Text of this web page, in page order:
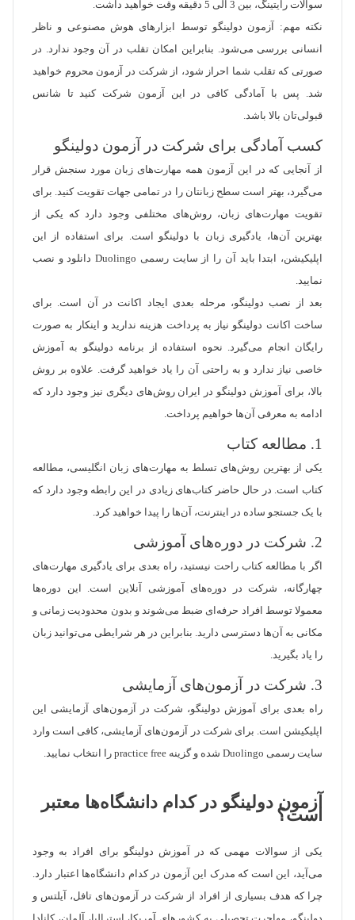
سوالات رایتینگ، بین 3 الی 5 دقیقه وقت خواهید داشت.
نکته مهم: آزمون دولینگو توسط ابزارهای هوش مصنوعی و ناظر
انسانی بررسی می‌شود. بنابراین امکان تقلب در آن وجود ندارد. در
صورتی که تقلب شما احراز شود، از شرکت در آزمون محروم خواهید
شد. پس با آمادگی کافی در این آزمون شرکت کنید تا شانس
قبولی‌تان بالا باشد.
کسب آمادگی برای شرکت در آزمون دولینگو
از آنجایی که در این آزمون همه مهارت‌های زبان مورد سنجش قرار
می‌گیرد، بهتر است سطح زبانتان را در تمامی جهات تقویت کنید. برای
تقویت مهارت‌های زبان، روش‌های مختلفی وجود دارد که یکی از
بهترین آن‌ها، یادگیری زبان با دولینگو است. برای استفاده از این
اپلیکیشن، ابتدا باید آن را از سایت رسمی Duolingo دانلود و نصب
نمایید.
بعد از نصب دولینگو، مرحله بعدی ایجاد اکانت در آن است. برای
ساخت اکانت دولینگو نیاز به پرداخت هزینه ندارید و اینکار به صورت
رایگان انجام می‌گیرد. نحوه استفاده از برنامه دولینگو به آموزش
خاصی نیاز ندارد و به راحتی آن را یاد خواهید گرفت. علاوه بر روش
بالا، برای آموزش دولینگو در ایران روش‌های دیگری نیز وجود دارد که
ادامه به معرفی آن‌ها خواهیم پرداخت.
1. مطالعه کتاب
یکی از بهترین روش‌های تسلط به مهارت‌های زبان انگلیسی، مطالعه
کتاب‌ است. در حال حاضر کتاب‌های زیادی در این رابطه وجود دارد که
با یک جستجو ساده در اینترنت، آن‌ها را پیدا خواهید کرد.
2. شرکت در دوره‌های آموزشی
اگر با مطالعه کتاب راحت نیستید، راه بعدی برای یادگیری مهارت‌های
چهارگانه، شرکت در دوره‌های آموزشی آنلاین است. این دوره‌ها
معمولا توسط افراد حرفه‌ای ضبط می‌شوند و بدون محدودیت زمانی و
مکانی به آن‌ها دسترسی دارید. بنابراین در هر شرایطی می‌توانید زبان
را یاد بگیرید.
3. شرکت در آزمون‌های آزمایشی
راه بعدی برای آموزش دولینگو، شرکت در آزمون‌های آزمایشی این
اپلیکیشن است. برای شرکت در آزمون‌های آزمایشی، کافی است وارد
سایت رسمی Duolingo شده و گزینه practice free را انتخاب نمایید.
آزمون دولینگو در کدام دانشگاه‌ها معتبر
است؟
یکی از سوالات مهمی که در آموزش دولینگو برای افراد به وجود
می‌آید، این است که مدرک این آزمون در کدام دانشگاه‌ها اعتبار دارد.
چرا که هدف بسیاری از افراد از شرکت در آزمون‌های تافل، آیلتس و